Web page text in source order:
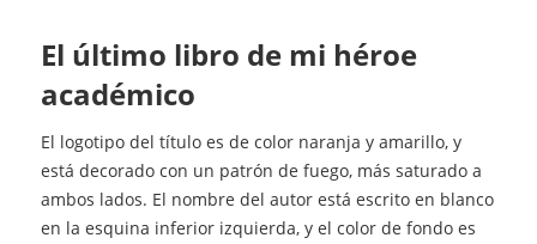
el último libro de mi héroe
académico
El logotipo del título es de color naranja y amarillo, y
está decorado con un patrón de fuego, más saturado a
ambos lados. El nombre del autor está escrito en blanco
en la esquina inferior izquierda, y el color de fondo es